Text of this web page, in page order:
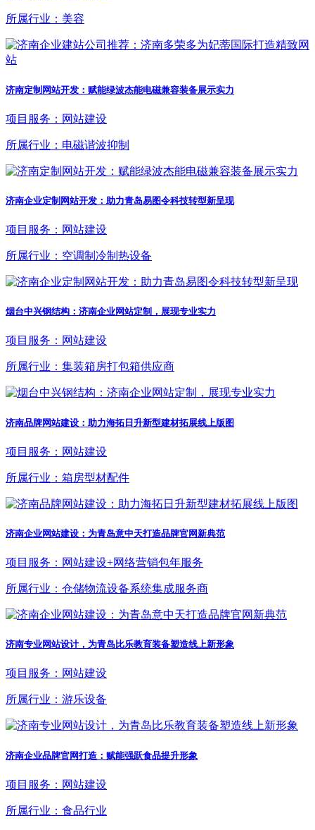
所属行业：美容
济南定制网站开发：赋能绿波杰能电磁兼容装备展示实力
项目服务：网站建设
所属行业：电磁谐波抑制
济南企业定制网站开发：助力青岛易图令科技转型新呈现
项目服务：网站建设
所属行业：空调制冷制热设备
烟台中兴钢结构：济南企业网站定制，展现专业实力
项目服务：网站建设
所属行业：集装箱房打包箱供应商
济南品牌网站建设：助力海拓日升新型建材拓展线上版图
项目服务：网站建设
所属行业：箱房型材配件
济南企业网站建设：为青岛意中天打造品牌官网新典范
项目服务：网站建设+网络营销包年服务
所属行业：仓储物流设备系统集成服务商
济南专业网站设计，为青岛比乐教育装备塑造线上新形象
项目服务：网站建设
所属行业：游乐设备
济南企业品牌官网打造：赋能强跃食品提升形象
项目服务：网站建设
所属行业：食品行业